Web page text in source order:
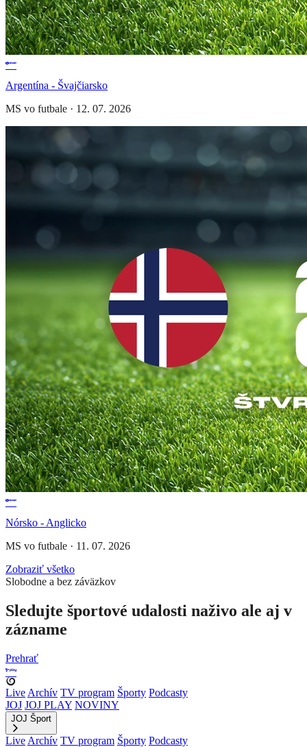
Argentína - Švajčiarsko
MS vo futbale · 12. 07. 2026
Nórsko - Anglicko
MS vo futbale · 11. 07. 2026
Zobraziť všetko
Slobodne a bez záväzkov
Sledujte športové udalosti naživo ale aj v
zázname
Prehrať
Live Archív TV program Športy Podcasty
JOJ JOJ PLAY NOVINY
JOJ Šport
Live Archív TV program Športy Podcasty